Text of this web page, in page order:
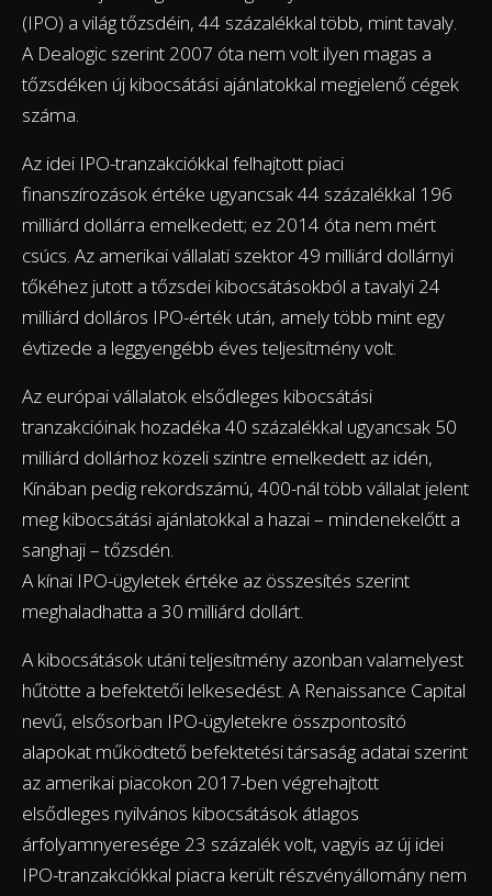
(IPO) a világ tőzsdéin, 44 százalékkal több, mint tavaly.
A Dealogic szerint 2007 óta nem volt ilyen magas a
tőzsdéken új kibocsátási ajánlatokkal megjelenő cégek
száma.
Az idei IPO-tranzakciókkal felhajtott piaci
finanszírozások értéke ugyancsak 44 százalékkal 196
milliárd dollárra emelkedett; ez 2014 óta nem mért
csúcs. Az amerikai vállalati szektor 49 milliárd dollárnyi
tőkéhez jutott a tőzsdei kibocsátásokból a tavalyi 24
milliárd dolláros IPO-érték után, amely több mint egy
évtizede a leggyengébb éves teljesítmény volt.
Az európai vállalatok elsődleges kibocsátási
tranzakcióinak hozadéka 40 százalékkal ugyancsak 50
milliárd dollárhoz közeli szintre emelkedett az idén,
Kínában pedig rekordszámú, 400-nál több vállalat jelent
meg kibocsátási ajánlatokkal a hazai – mindenekelőtt a
sanghaji – tőzsdén.
A kínai IPO-ügyletek értéke az összesítés szerint
meghaladhatta a 30 milliárd dollárt.
A kibocsátások utáni teljesítmény azonban valamelyest
hűtötte a befektetői lelkesedést. A Renaissance Capital
nevű, elsősorban IPO-ügyletekre összpontosító
alapokat működtető befektetési társaság adatai szerint
az amerikai piacokon 2017-ben végrehajtott
elsődleges nyilvános kibocsátások átlagos
árfolyamnyeresége 23 százalék volt, vagyis az új idei
IPO-tranzakciókkal piacra került részvényállomány nem